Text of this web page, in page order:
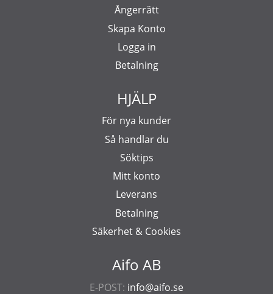
Aifo AB
E-POST: info@aifo.se
Ångerrätt
Skapa Konto
Logga in
Betalning
HJÄLP
För nya kunder
Så handlar du
Söktips
Mitt konto
Leverans
Betalning
Säkerhet & Cookies